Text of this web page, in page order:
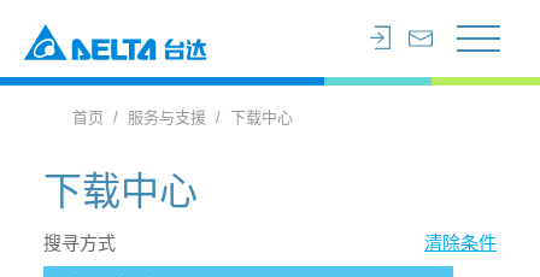
首页 服务与支援 下载中心
下载中心
搜寻方式 清除条件